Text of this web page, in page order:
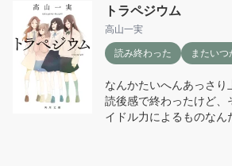
トラペジウム
高山一実
読み終わった
またいつ
なんかたいへんあっさ
読後感で終わったけど、
イドル力によるものなん